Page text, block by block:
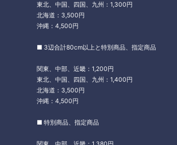
東北、中国、四国、九州：1,300円
北海道：3,500円
沖縄：4,500円
■ 3辺合計80cm以上と特別商品、指定商品
関東、中部、近畿：1,200円
東北、中国、四国、九州：1,400円
北海道：3,500円
沖縄：4,500円
■ 特別商品、指定商品